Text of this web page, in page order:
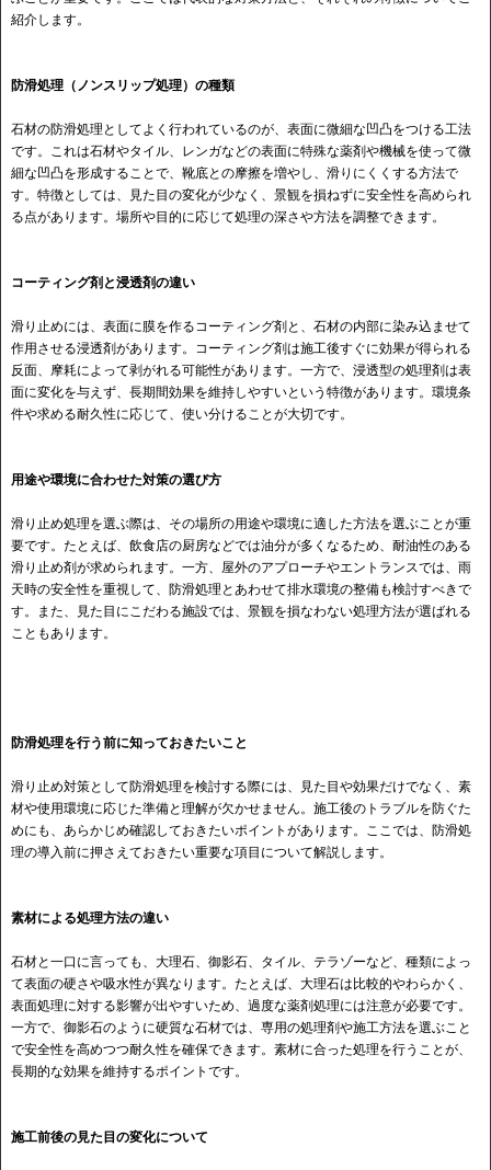
紹介します。
防滑処理（ノンスリップ処理）の種類
石材の防滑処理としてよく行われているのが、表面に微細な凹凸をつける工法
です。これは石材やタイル、レンガなどの表面に特殊な薬剤や機械を使って微
細な凹凸を形成することで、靴底との摩擦を増やし、滑りにくくする方法で
す。特徴としては、見た目の変化が少なく、景観を損ねずに安全性を高められ
る点があります。場所や目的に応じて処理の深さや方法を調整できます。
コーティング剤と浸透剤の違い
滑り止めには、表面に膜を作るコーティング剤と、石材の内部に染み込ませて
作用させる浸透剤があります。コーティング剤は施工後すぐに効果が得られる
反面、摩耗によって剥がれる可能性があります。一方で、浸透型の処理剤は表
面に変化を与えず、長期間効果を維持しやすいという特徴があります。環境条
件や求める耐久性に応じて、使い分けることが大切です。
用途や環境に合わせた対策の選び方
滑り止め処理を選ぶ際は、その場所の用途や環境に適した方法を選ぶことが重
要です。たとえば、飲食店の厨房などでは油分が多くなるため、耐油性のある
滑り止め剤が求められます。一方、屋外のアプローチやエントランスでは、雨
天時の安全性を重視して、防滑処理とあわせて排水環境の整備も検討すべきで
す。また、見た目にこだわる施設では、景観を損なわない処理方法が選ばれる
こともあります。
防滑処理を行う前に知っておきたいこと
滑り止め対策として防滑処理を検討する際には、見た目や効果だけでなく、素
材や使用環境に応じた準備と理解が欠かせません。施工後のトラブルを防ぐた
めにも、あらかじめ確認しておきたいポイントがあります。ここでは、防滑処
理の導入前に押さえておきたい重要な項目について解説します。
素材による処理方法の違い
石材と一口に言っても、大理石、御影石、タイル、テラゾーなど、種類によっ
て表面の硬さや吸水性が異なります。たとえば、大理石は比較的やわらかく、
表面処理に対する影響が出やすいため、過度な薬剤処理には注意が必要です。
一方で、御影石のように硬質な石材では、専用の処理剤や施工方法を選ぶこと
で安全性を高めつつ耐久性を確保できます。素材に合った処理を行うことが、
長期的な効果を維持するポイントです。
施工前後の見た目の変化について